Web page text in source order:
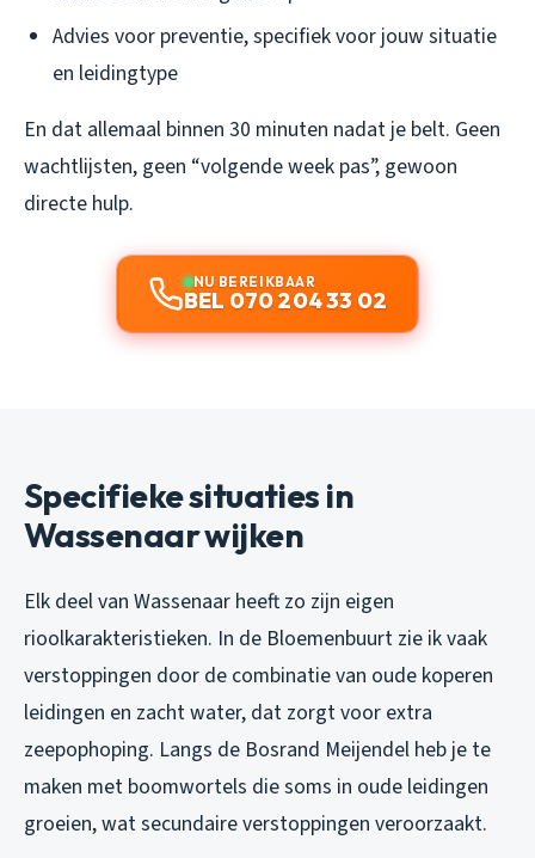
Advies voor preventie, specifiek voor jouw situatie
en leidingtype
En dat allemaal binnen 30 minuten nadat je belt. Geen
wachtlijsten, geen “volgende week pas”, gewoon
directe hulp.
NU BEREIKBAAR
BEL 070 204 33 02
Specifieke situaties in
Wassenaar wijken
Elk deel van Wassenaar heeft zo zijn eigen
rioolkarakteristieken. In de Bloemenbuurt zie ik vaak
verstoppingen door de combinatie van oude koperen
leidingen en zacht water, dat zorgt voor extra
zeepophoping. Langs de Bosrand Meijendel heb je te
maken met boomwortels die soms in oude leidingen
groeien, wat secundaire verstoppingen veroorzaakt.